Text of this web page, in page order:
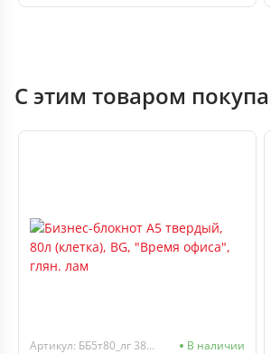
С этим товаром
Артикул: ББ5т80_лг 38086 В наличии